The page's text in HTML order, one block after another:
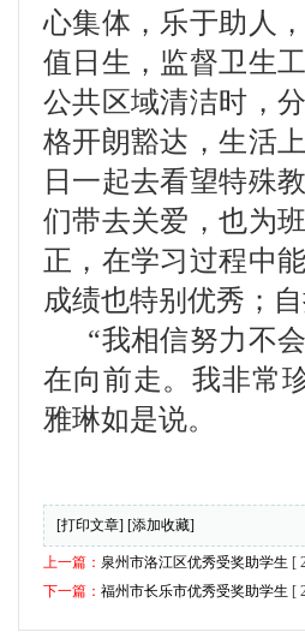
心集体，乐于助人
值日生，监督卫生
公共区域清洁时，
格开朗豁达，生活
日一起去看望特殊
们带去关爱，也为
正，在学习过程中
成绩也特别优秀；
“我相信努力不
在向前走。我非常
雅琳如是说。
[打印文章] [添加收藏]
上一篇： 泉州市洛江区优秀受奖助学生 [
下一篇： 福州市长乐市优秀受奖助学生 [